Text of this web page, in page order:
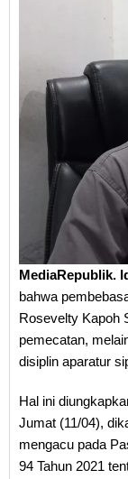
MediaRepublik.
bahwa
Rosevelty Kapoh
pemecatan,
disiplin aparatur
Hal ini
Jumat (11/04),
mengacu pada
94 Tahun 2021